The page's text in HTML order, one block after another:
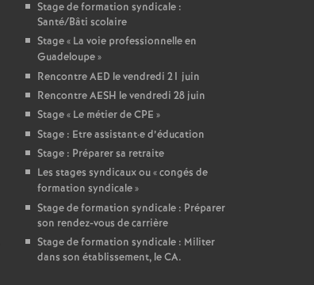
Stage de formation syndicale :
Santé/Bâti scolaire
Stage « La voie professionnelle en
Guadeloupe»
Rencontre AED le vendredi 21 juin
Rencontre AESH le vendredi 28 juin
Stage « Le métier de CPE »
Stage : Etre assistant·e d’éducation
Stage : Préparer sa retraite
Les stages syndicaux ou «congés de
formation syndicale»
Stage de formation syndicale : Préparer
son rendez-vous de carrière
Stage de formation syndicale : Militer
dans son établissement, le CA.